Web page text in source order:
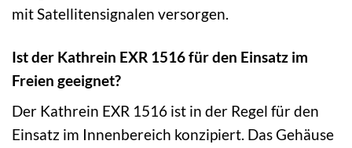
mit Satellitensignalen versorgen.
Ist der Kathrein EXR 1516 für den Einsatz im
Freien geeignet?
Der Kathrein EXR 1516 ist in der Regel für den
Einsatz im Innenbereich konzipiert. Das Gehäuse